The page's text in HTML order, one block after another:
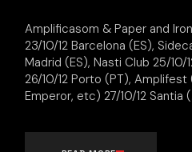
Amplificasom & Paper and
23/10/12 Barcelona (ES),
Madrid (ES), Nasti Club 25/10/
26/10/12 Porto (PT),
Emperor, etc) 27/10/12 Santia